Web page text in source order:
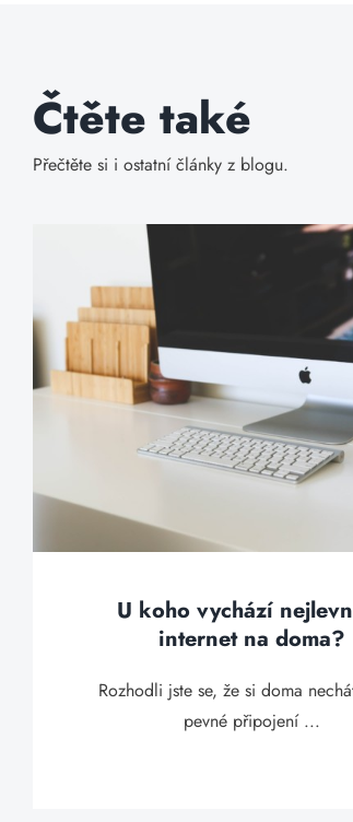
Čtěte také
Přečtěte si i ostatní články z blogu.
U koho vychází
internet na doma?
Rozhodli jste se, že si doma
pevné připojení ...